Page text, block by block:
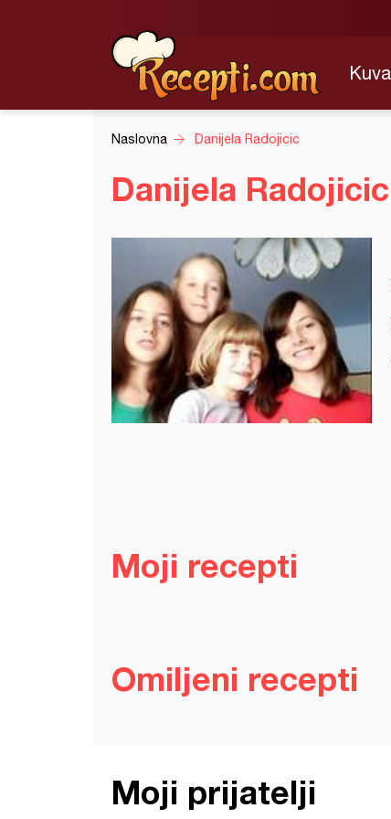
Naslovna Danijela Radojicic
Danijela Radojicic
Moji recepti
Omiljeni recepti
Moji prijatelji